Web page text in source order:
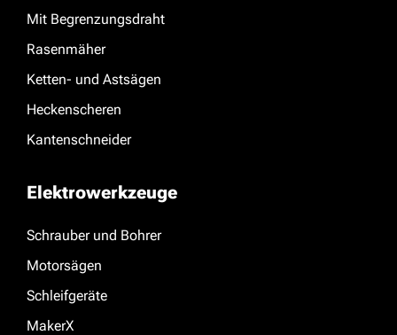
Mit Begrenzungsdraht
Rasenmäher
Ketten- und Astsägen
Heckenscheren
Kantenschneider
Elektrowerkzeuge
Schrauber und Bohrer
Motorsägen
Schleifgeräte
MakerX